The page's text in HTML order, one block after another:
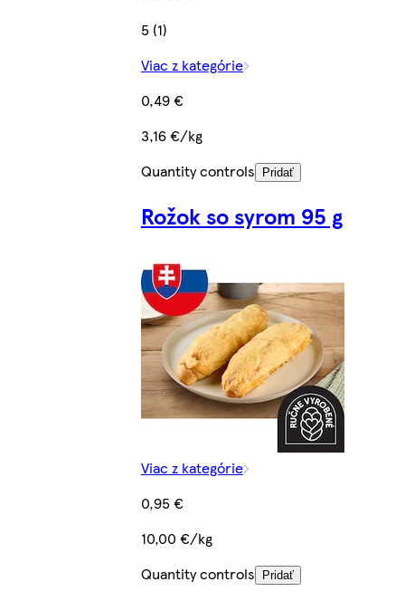
5 (1)
Viac z kategórie
0,49 €
3,16 €/kg
Quantity controls
Pridať
Rožok so syrom 95 g
Viac z kategórie
0,95 €
10,00 €/kg
Quantity controls
Pridať